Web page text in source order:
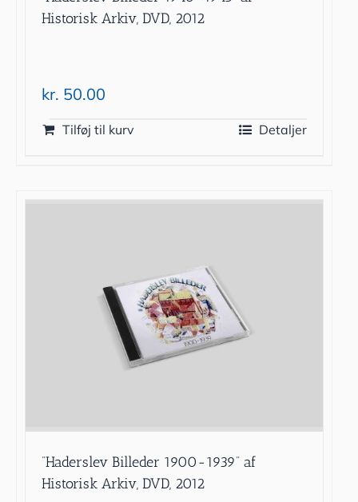
Historisk Arkiv, DVD, 2012
kr. 50.00
Tilføj til kurv Detaljer
”Haderslev Billeder 1900-1939” af
Historisk Arkiv, DVD, 2012